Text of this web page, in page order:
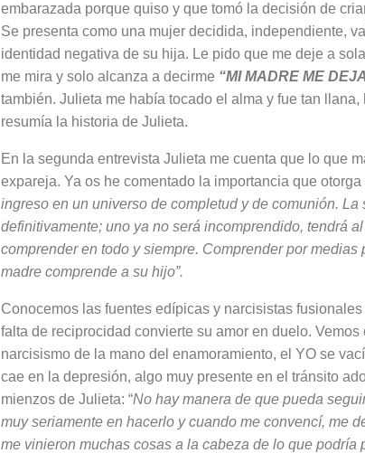
embarazada porque quiso y que tomó la decisión de
Se presenta como una mujer decidida, independiente,
identidad ne­gativa de su hija. Le pido que me deje a
me mira y solo alcanza a decirme “MI MADRE ME
también. Julieta me había tocado el alma y fue tan
resumía la historia de Ju­lieta.
En la segunda entrevista Julieta me cuenta que lo que
expareja. Ya os he comentado la importancia que
ingreso en un universo de completud y de comunión.
definitivamente; uno ya no será incomprendido, tendrá
comprender en todo y siempre. Comprender por
madre comprende a su hijo”.
Conocemos las fuentes edípicas y narci­sistas
falta de reciprocidad con­vierte su amor en duelo. Vemos
narcisismo de la mano del enamoramiento, el YO se
cae en la depresión, algo muy presente en el trán­sito
mienzos de Julieta: “No hay manera de que pueda
muy seriamente en hacerlo y cuando me convencí, me
me vinieron muchas cosas a la cabeza de lo que podría